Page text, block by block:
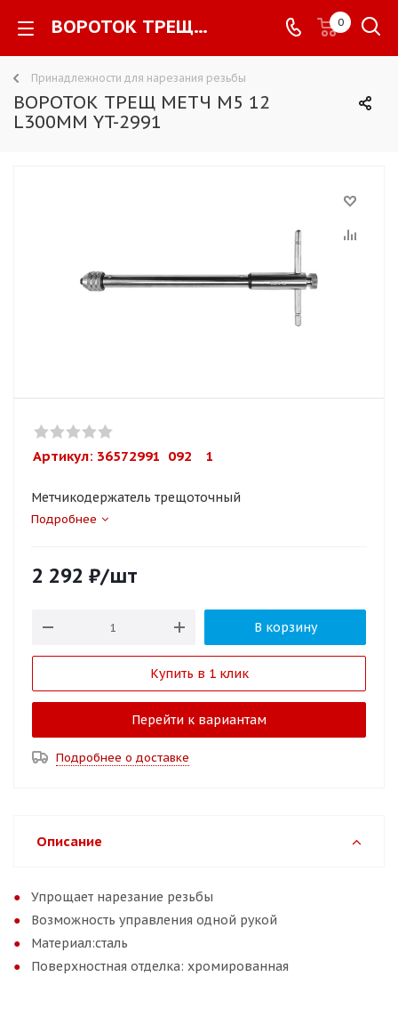
ВОРОТОК ТРЕЩ МЕТЧ М5 12 L300ММ YT-2991 - 0
Принадлежности для нарезания резьбы
ВОРОТОК ТРЕЩ МЕТЧ М5 12
L300ММ YT-2991
Артикул: 36572991  092    1
Метчикодержатель трещоточный
Подробнее
2 292 ₽/шт
В корзину
Купить в 1 клик
Перейти к вариантам
Подробнее о доставке
Описание
Упрощает нарезание резьбы
Возможность управления одной рукой
Материал:сталь
Поверхностная отделка: хромированная